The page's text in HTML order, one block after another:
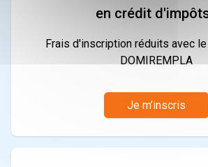
en crédit
Frais d'inscription réduits avec
DOMIREMPLA
Je m’inscris